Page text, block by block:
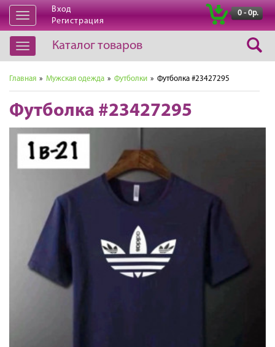
Открыть
навигацию
Вход
Регистрация
0 - 0р.
Открыть
навигацию
Каталог товаров
Главная » Мужская одежда » Футболки » Футболка #23427295
Футболка #23427295